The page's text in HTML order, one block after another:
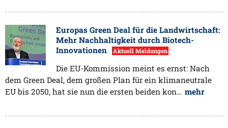
Europas Green Deal für die Landwirtschaft:
Mehr Nachhaltigkeit durch Biotech-
Innovationen
Aktuell Meldungen
Die EU-Kommission meint es ernst: Nach
dem Green Deal, dem großen Plan für ein klimaneutrale
EU bis 2050, hat sie nun die ersten beiden kon… mehr